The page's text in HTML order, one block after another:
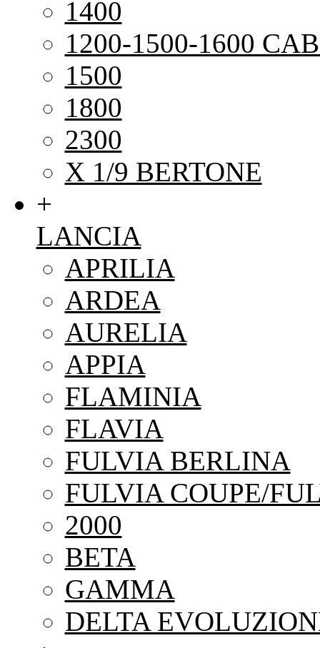
1400
1200-1500-1600
1500
1800
2300
X 1/9 BERTONE
+
LANCIA
APRILIA
ARDEA
AURELIA
APPIA
FLAMINIA
FLAVIA
FULVIA BERLINA
FULVIA COUPE/
2000
BETA
GAMMA
DELTA